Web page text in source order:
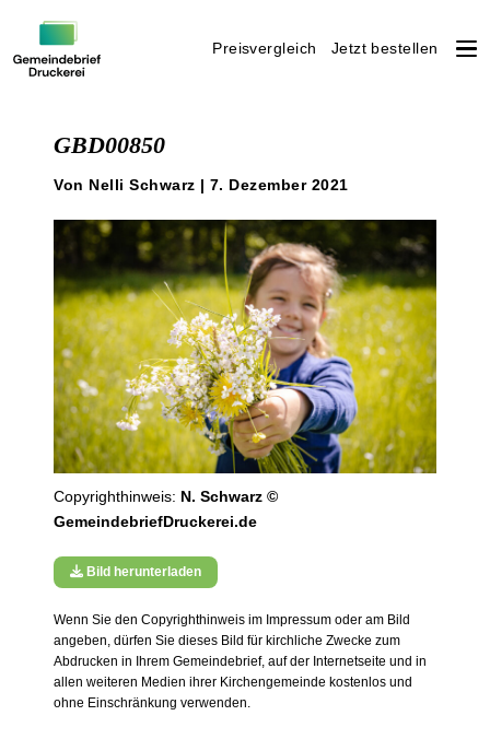
Preisvergleich Jetzt bestellen
GBD00850
Von Nelli Schwarz | 7. Dezember 2021
Copyrighthinweis: N. Schwarz ©
GemeindebriefDruckerei.de
Bild herunterladen
Wenn Sie den Copyrighthinweis im Impressum oder am Bild
angeben, dürfen Sie dieses Bild für kirchliche Zwecke zum
Abdrucken in Ihrem Gemeindebrief, auf der Internetseite und in
allen weiteren Medien ihrer Kirchengemeinde kostenlos und
ohne Einschränkung verwenden.